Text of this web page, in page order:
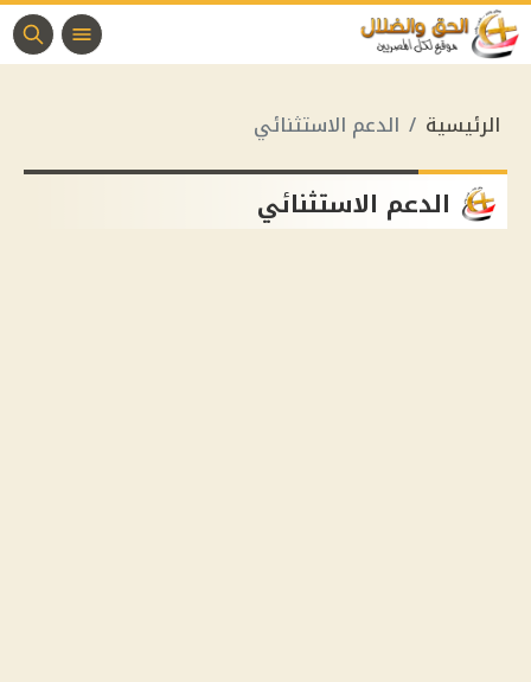
الرئيسية الدعم الاستثنائي
الدعم الاستثنائي